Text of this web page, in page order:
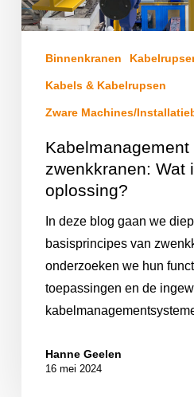
Binnenkranen
Kabels & Kabelrupsen
Zware Machines/
Kabelmanagement
zwenkkranen: Wat
oplossing?
In deze blog gaan we
basisprincipes van
onderzoeken we hun
toepassingen en de
Hanne Geelen
16 mei 2024